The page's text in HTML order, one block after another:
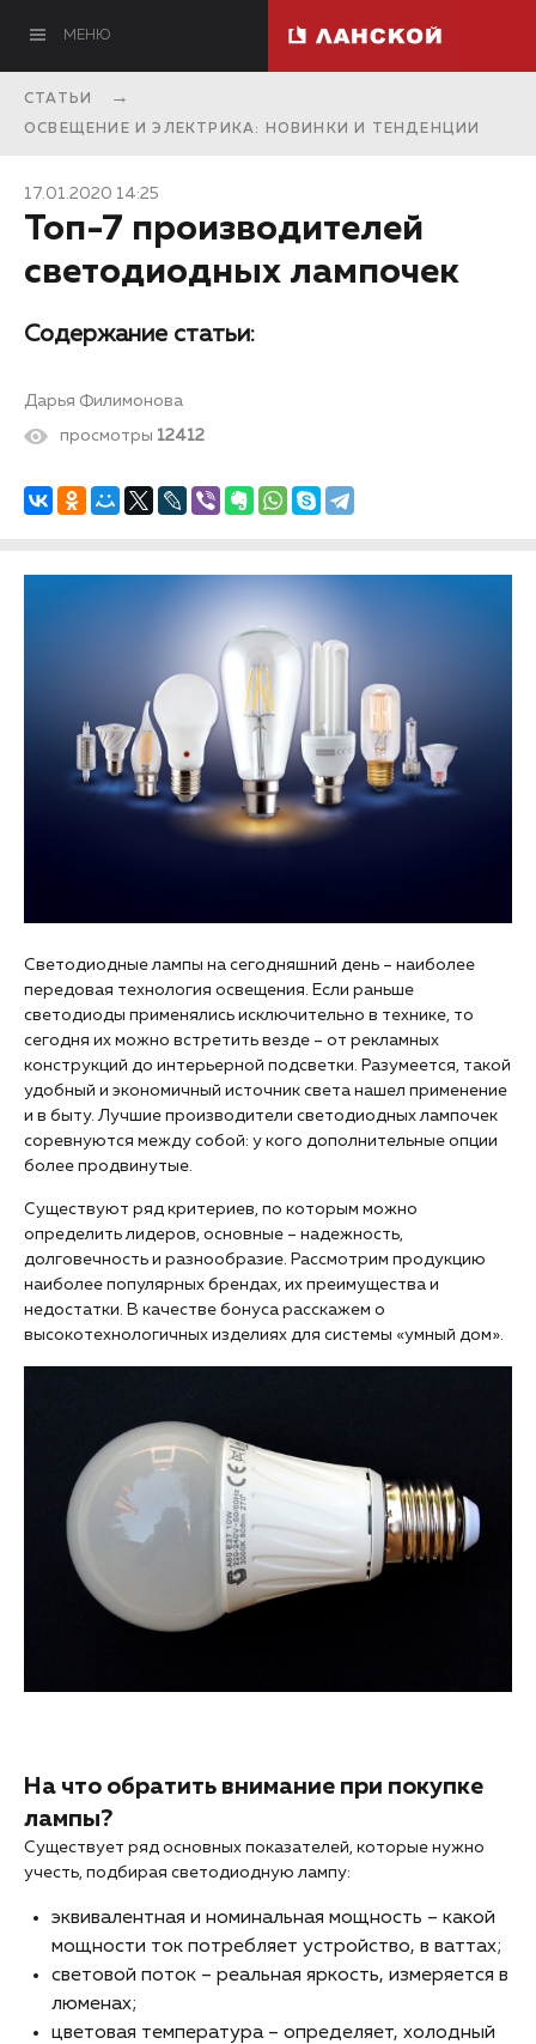
МЕНЮ
СТАТЬИ
ОСВЕЩЕНИЕ И ЭЛЕКТРИКА: НОВИНКИ И ТЕНДЕНЦИИ
17.01.2020 14:25
Топ-7 производителей
светодиодных лампочек
Содержание статьи:
Дарья Филимонова
просмотры 12412
Светодиодные лампы на сегодняшний день – наиболее
передовая технология освещения. Если раньше
светодиоды применялись исключительно в технике, то
сегодня их можно встретить везде – от рекламных
конструкций до интерьерной подсветки. Разумеется, такой
удобный и экономичный источник света нашел применение
и в быту. Лучшие производители светодиодных лампочек
соревнуются между собой: у кого дополнительные опции
более продвинутые.
Существуют ряд критериев, по которым можно
определить лидеров, основные – надежность,
долговечность и разнообразие. Рассмотрим продукцию
наиболее популярных брендах, их преимущества и
недостатки. В качестве бонуса расскажем о
высокотехнологичных изделиях для системы «умный дом».
На что обратить внимание при покупке
лампы?
Существует ряд основных показателей, которые нужно
учесть, подбирая светодиодную лампу:
эквивалентная и номинальная мощность – какой
мощности ток потребляет устройство, в ваттах;
световой поток – реальная яркость, измеряется в
люменах;
цветовая температура – определяет, холодный